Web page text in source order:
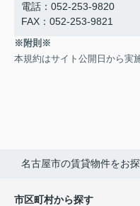
電話：052-253-9820
FAX：052-253-9821
※附則※
本規約はサイト公開日から実
名古屋市の賃貸物件をお
市区町村から探す